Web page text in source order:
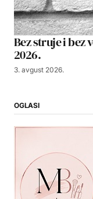
Bez struje i bez
2026.
3. avgust 2026.
OGLASI